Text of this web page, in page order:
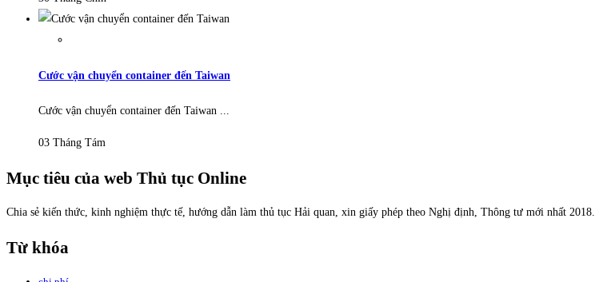
Cước vận chuyển container đến Taiwan
Cước vận chuyển container đến Taiwan ...
03 Tháng Tám
Mục tiêu của web Thủ tục Online
Chia sẻ kiến thức, kinh nghiệm thực tế, hướng dẫn làm thủ tục Hải quan, xin giấy phép theo Nghị định, Thông tư mới nhất 2018.
Từ khóa